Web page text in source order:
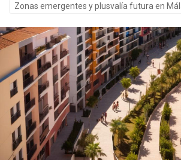
Zonas emergentes y plusvalía futura en